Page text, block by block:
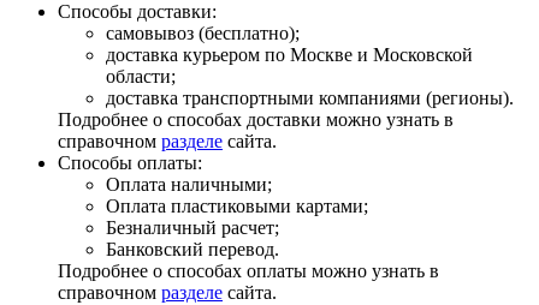
Способы доставки:
самовывоз (бесплатно);
доставка курьером по Москве и Московской
области;
доставка транспортными компаниями (регионы).
Подробнее о способах доставки можно узнать в
справочном разделе сайта.
Способы оплаты:
Оплата наличными;
Оплата пластиковыми картами;
Безналичный расчет;
Банковский перевод.
Подробнее о способах оплаты можно узнать в
справочном разделе сайта.